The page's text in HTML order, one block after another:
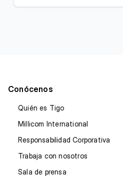
Conócenos
Quién es Tigo
Millicom International
Responsabilidad Corporativa
Trabaja con nosotros
Sala de prensa